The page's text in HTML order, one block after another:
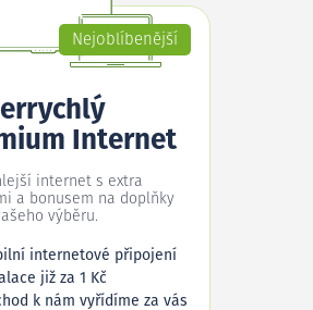
Nejoblíbenější
Internet
internet s extra
a bonusem na doplňky
výběru.
internetové připojení
již za 1 Kč
k nám vyřídíme za vás